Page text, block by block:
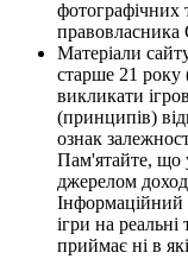
фотографічних
правовласника
Матеріали
старше 21 року
викликати
(принципів)
ознак
Пам'ятайте, що
джерелом
Інформаційний
ігри на реальні
приймає ні в